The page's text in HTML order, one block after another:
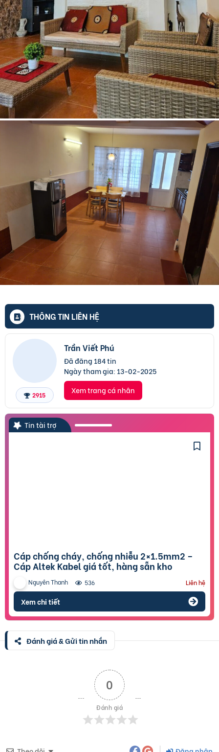
THÔNG TIN LIÊN HỆ
2915
Trần Viết Phú
Đã đăng 184 tin
Ngày tham gia: 13-02-2025
Xem trang cá nhân
Tin tài trợ
Cáp chống cháy, chống nhiễu 2×1.5mm2 –
Cáp Altek Kabel giá tốt, hàng sẵn kho
Nguyên Thanh 536 Liên hệ
Xem chi tiết
Đánh giá & Gửi tin nhắn
0
Đánh giá